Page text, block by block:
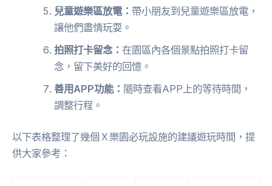
兒童遊樂區放電： 帶小朋友到兒童遊樂區放電，
讓他們盡情玩耍。
拍照打卡留念：在園區內各個景點拍照打卡留
念，留下美好的回憶。
善用APP功能： 隨時查看APP上的等待時間，
調整行程。
以下表格整理了幾個Ｘ樂園必玩設施的建議遊玩時間，提
供大家參考：